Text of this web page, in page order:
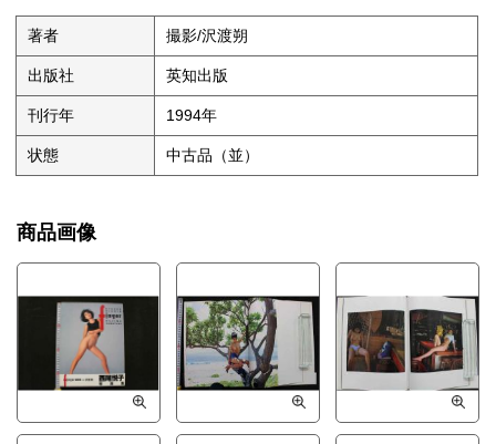
著者 撮影/沢渡朔
出版社 英知出版
刊行年 1994年
状態 中古品（並）
商品画像